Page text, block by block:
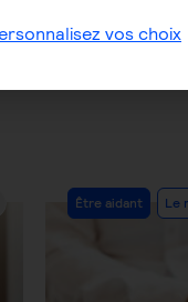
Post
Category:
Être aidant Le
vos choix